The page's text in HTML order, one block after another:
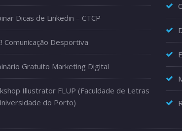
Dicas de Linkedin – CTCP
Comunicação Desportiva
Gratuito Marketing Digital
Illustrator FLUP (Faculdade de Letras
do Porto)